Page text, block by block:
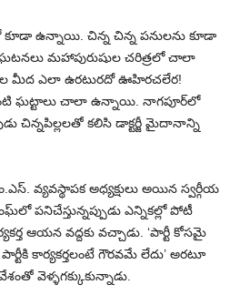
ఉన్నాయి. చిన్న చిన్న పనులను కూడా
ఘటనలు మహాపురుషుల చరిత్రలో చాలా
మీద ఎలా ఉరటురదో ఊహిరచలేర!
ఘట్టాలు చాలా ఉన్నాయి. నాగపూర్‌లో
చిన్నపిల్లలతో కలిసి డాక్టర్జీ మైదానాన్ని
వ్యవస్థాపక అధ్యక్షులు అయిన స్వర్గీయ
పనిచేస్తున్నప్పుడు ఎన్నికల్లో పోటీ
ఆయన వద్దకు వచ్చాడు. ‘పార్టీ కోసమై
కార్యకర్తలంటే గౌరవమే లేదు’ అరటూ
వెళ్ళగక్కుకున్నాడు.